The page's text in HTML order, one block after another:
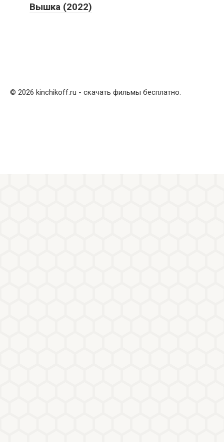
Вышка (2022)
© 2026 kinchikoff.ru - скачать фильмы бесплатно.